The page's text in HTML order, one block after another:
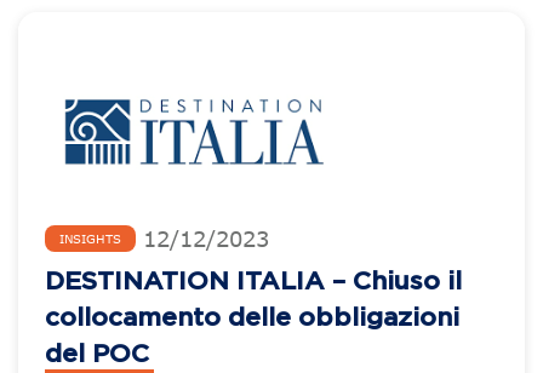
INSIGHTS 12/12/2023
DESTINATION ITALIA – Chiuso il
collocamento delle obbligazioni
del POC